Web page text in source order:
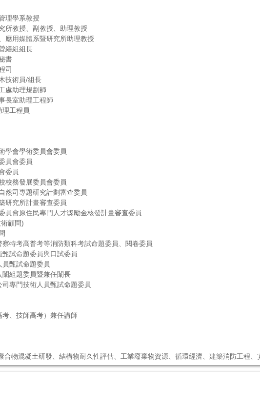
理學系教授
所教授、副教授、助理教授
應用媒體系暨研究所助理教授
繕組組長
書
司
技術員/組長
處助理規劃師
長室助理工程師
工程員
學會學術委員會委員
員會委員
委員
校務發展委員會委員
然司專題研究計劃審查委員
研究所計畫審查委員
員會原住民專門人才獎勵金核發計畫審查委員
顧問)
特考高普考等消防類科考試命題委員、閱卷委員
試命題委員與口試委員
甄試命題委員
組題委員暨兼任闈長
專門技術人員甄試命題委員
、技師高考）兼任講師
合物混凝土研發、結構物耐久性評估、工業廢棄物資源、循環經濟、建築消防工程、